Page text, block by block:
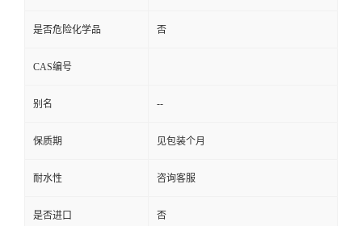
是否危险化学品 否
CAS编号
别名 --
保质期 见包装个月
耐水性 咨询客服
是否进口 否